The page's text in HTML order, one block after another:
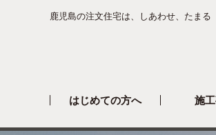
鹿児島の注文住宅は、しあわせ、たま
はじめての方へ 施